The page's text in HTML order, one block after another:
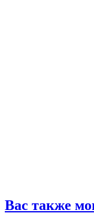
Вас также